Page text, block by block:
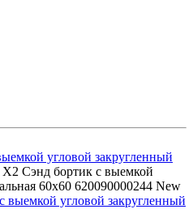
угловой закругленный
Х2 Сэнд бортик с выемкой
60x60 620090000244 New